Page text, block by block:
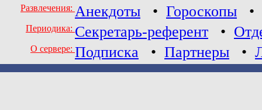
Развлечения: Анекдоты • Гороскопы •
Периодика: Секретарь-референт •
О сервере: Подписка • Партнеры •